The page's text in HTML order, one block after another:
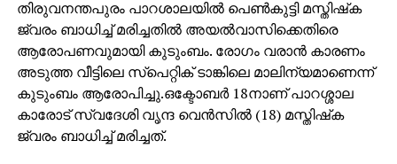
തിരുവനന്തപുരം പാറശാലയില്‍ പെണ്‍കുട്ടി മസ്തിഷ്‌ക
ജ്വരം ബാധിച്ച് മരിച്ചതില്‍ അയല്‍വാസിക്കെതിരെ
ആരോപണവുമായി കുടുംബം. രോഗം വരാന്‍ കാരണം
അടുത്ത വീട്ടിലെ സ്‌പെറ്റിക് ടാങ്കിലെ മാലിന്യമാണെന്ന്
കുടുംബം ആരോപിച്ചു.ഒക്ടോബര്‍ 18നാണ് പാറശ്ശാല
കാരോട് സ്വദേശി വൃന്ദ വെന്‍സില്‍ (18) മസ്തിഷ്‌ക
ജ്വരം ബാധിച്ച് മരിച്ചത്.